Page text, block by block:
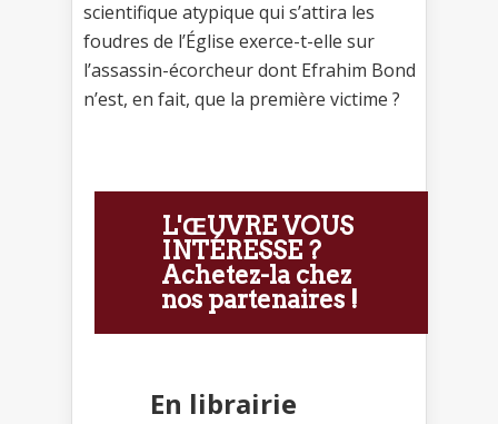
scientifique atypique qui s’attira les
foudres de l’Église exerce-t-elle sur
l’assassin-écorcheur dont Efrahim Bond
n’est, en fait, que la première victime ?
L'ŒUVRE VOUS
INTÉRESSE ?
Achetez-la chez
nos partenaires !
En librairie